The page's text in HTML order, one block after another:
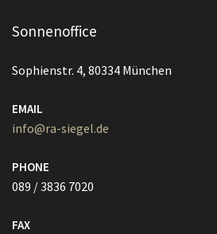
Sonnenoffice
Sophienstr. 4, 80334 München
EMAIL
info@ra-siegel.de
PHONE
089 / 3836 7020
FAX